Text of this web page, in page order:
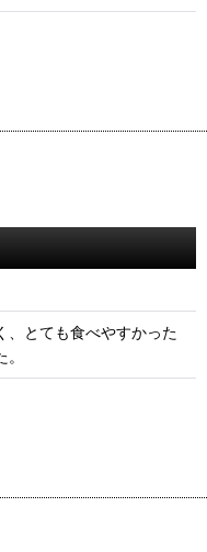
、とても食べやすかった